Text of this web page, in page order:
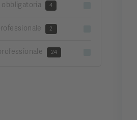
obbligatoria 4
2
24